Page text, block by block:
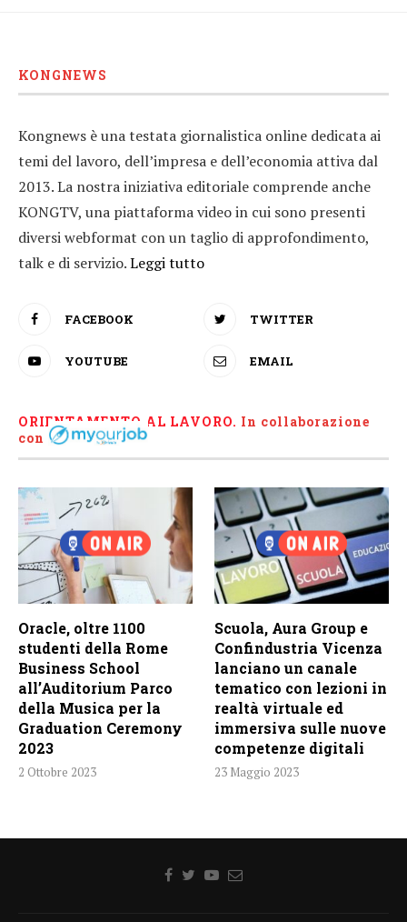
KONGNEWS
Kongnews è una testata giornalistica online dedicata ai
temi del lavoro, dell’impresa e dell’economia attiva dal
2013. La nostra iniziativa editoriale comprende anche
KONGTV, una piattaforma video in cui sono presenti
diversi webformat con un taglio di approfondimento,
talk e di servizio.Leggi tutto
FACEBOOK TWITTER
YOUTUBE EMAIL
ORIENTAMENTO AL LAVORO. In collaborazione
con
Oracle, oltre 1100
studenti della Rome
Business School
all’Auditorium Parco
della Musica per la
Graduation Ceremony
2023
2 Ottobre 2023
Scuola, Aura Group e
Confindustria Vicenza
lanciano un canale
tematico con lezioni in
realtà virtuale ed
immersiva sulle nuove
competenze digitali
23 Maggio 2023